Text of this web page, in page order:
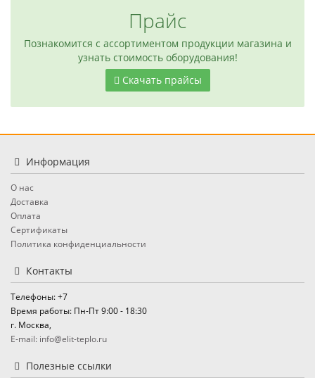
Прайс
Познакомится с ассортиментом продукции магазина и
узнать стоимость оборудования!
Скачать прайсы
Информация
О нас
Доставка
Оплата
Сертификаты
Политика конфиденциальности
Контакты
Телефоны: +7
Время работы: Пн-Пт 9:00 - 18:30
г. Москва,
E-mail: info@elit-teplo.ru
Полезные ссылки